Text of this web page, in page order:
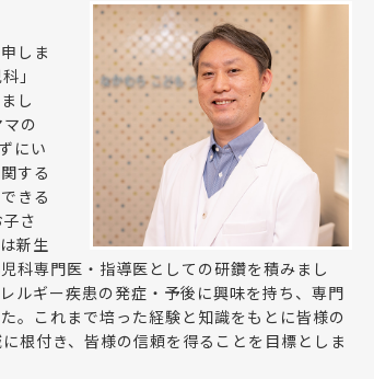
しま
」
し
の
にい
する
きる
さ
新生
科専門医・指導医としての研鑽を積みまし
ルギー疾患の発症・予後に興味を持ち、専門
。これまで培った経験と知識をもとに皆様の
根付き、皆様の信頼を得ることを目標としま